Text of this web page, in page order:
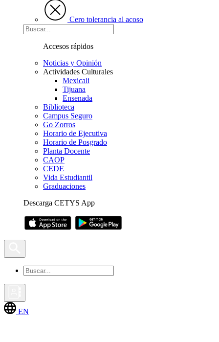
Cero tolerancia al acoso
Accesos rápidos
Noticias y Opinión
Actividades Culturales
Mexicali
Tijuana
Ensenada
Biblioteca
Campus Seguro
Go Zorros
Horario de Ejecutiva
Horario de Posgrado
Planta Docente
CAOP
CEDE
Vida Estudiantil
Graduaciones
Descarga CETYS App
EN